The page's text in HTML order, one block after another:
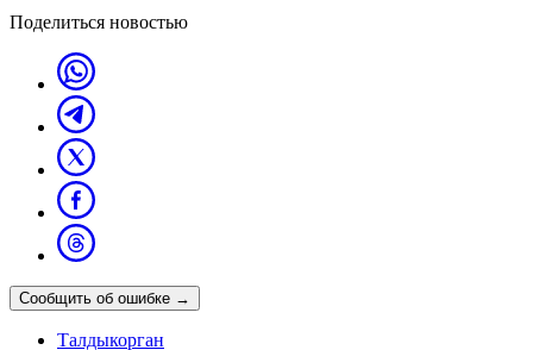
Поделиться новостью
Сообщить об ошибке →
Талдыкорган